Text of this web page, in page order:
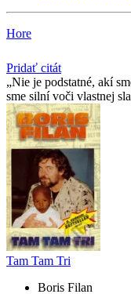
Hore
Pridať citát
Nie je podstatné, akí
sme silní voči vlastnej
Tam Tam Tri
Boris Filan